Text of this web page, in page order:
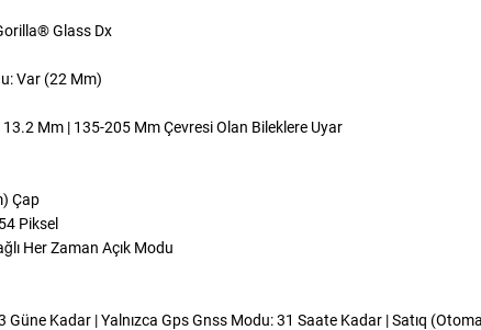
Glass Dx
Var (22 Mm)
Mm | 135-205 Mm Çevresi Olan Bileklere Uyar
Çap
Piksel
Her Zaman Açık Modu
Güne Kadar | Yalnızca Gps Gnss Modu: 31 Saate Kadar | Satıq